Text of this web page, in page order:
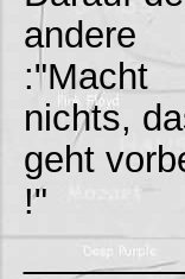
andere
:"Macht
nichts,
geht
!"